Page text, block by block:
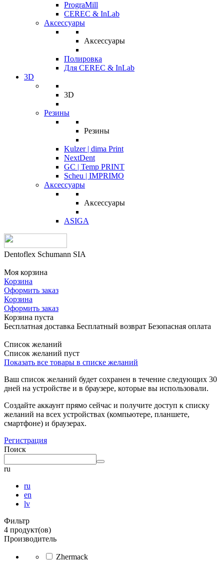
PrograMill
CEREC & InLab
Аксессуары
Аксессуары
Полировка
Для CEREC & InLab
3D
3D
Резины
Резины
Kulzer | dima Print
NextDent
GC | Temp PRINT
Scheu | IMPRIMO
Аксессуары
Аксессуары
ASIGA
Dentoflex Schumann SIA
Моя корзина
Корзина
Оформить заказ
Корзина
Оформить заказ
Корзина пуста
Бесплатная доставка Бесплатный возврат Безопасная оплата
Список желаний
Список желаний пуст
Показать все товары в списке желаний
Ваш список желаний будет сохранен в течение следующих 30
дней на устройстве и в браузере, которые вы использовали.
Создайте аккаунт прямо сейчас и получите доступ к списку
желаний на всех устройствах (компьютере, планшете,
смартфоне) и браузерах.
Регистрация
Поиск
ru
ru
en
lv
Фильтр
4 продукт(ов)
Производитель
Zhermack